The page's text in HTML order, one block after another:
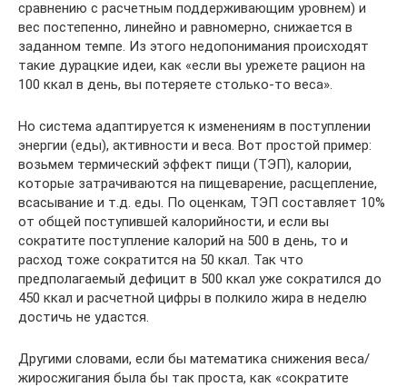
сравнению с расчетным поддерживающим уровнем) и
вес постепенно, линейно и равномерно, снижается в
заданном темпе. Из этого недопонимания происходят
такие дурацкие идеи, как «если вы урежете рацион на
100 ккал в день, вы потеряете столько-то веса».
Но система адаптируется к изменениям в поступлении
энергии (еды), активности и веса. Вот простой пример:
возьмем термический эффект пищи (ТЭП), калории,
которые затрачиваются на пищеварение, расщепление,
всасывание и т.д. еды. По оценкам, ТЭП составляет 10%
от общей поступившей калорийности, и если вы
сократите поступление калорий на 500 в день, то и
расход тоже сократится на 50 ккал. Так что
предполагаемый дефицит в 500 ккал уже сократился до
450 ккал и расчетной цифры в полкило жира в неделю
достичь не удастся.
Другими словами, если бы математика снижения веса/
жиросжигания была бы так проста, как «сократите